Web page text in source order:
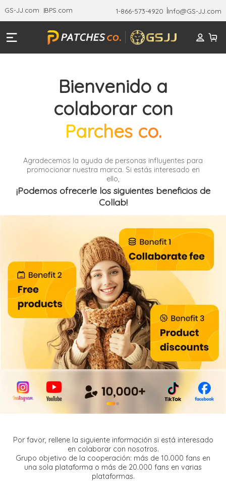
GS-JJ.com BPS.com 1-866-573-4920 Info@GS-JJ.com
Bienvenido a
colaborar con
Agradecemos la ayuda de personas influyentes para
promocionar nuestra marca. Si estás interesado en
ello,
¡Podemos ofrecerle los siguientes beneficios de
Collab!
● ●
Parches co.
Por favor, rellene la siguiente información si está interesado
en colaborar con nosotros.
Grupo objetivo de la cooperación: más de 10.000 fans en
una sola plataforma o más de 20.000 fans en varias
plataformas.